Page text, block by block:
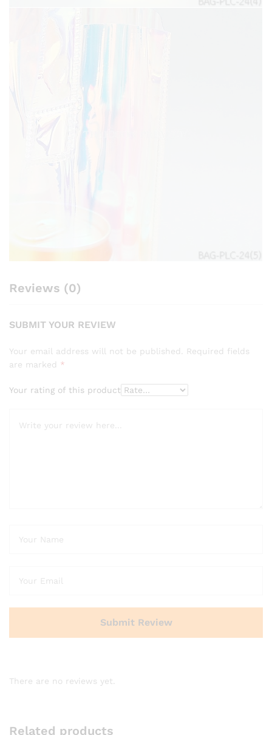
Reviews (0)
SUBMIT YOUR REVIEW
Your email address will not be published.
Required fields
are marked *
Your rating of this product
There are no reviews yet.
Related products